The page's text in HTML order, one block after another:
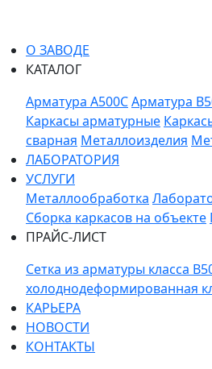
О ЗАВОДЕ
КАТАЛОГ
Арматура A500CАрматура
Каркасы арматурные
сварная Металлоизделия
ЛАБОРАТОРИЯ
УСЛУГИ
Металлообработка
Сборка каркасов на объекте
ПРАЙС-ЛИСТ
Сетка из арматуры класса
холоднодеформированная
КАРЬЕРА
НОВОСТИ
КОНТАКТЫ